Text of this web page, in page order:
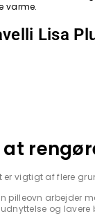
varme.
Lisa
vigtigt af flere
pilleovn arbejder
og